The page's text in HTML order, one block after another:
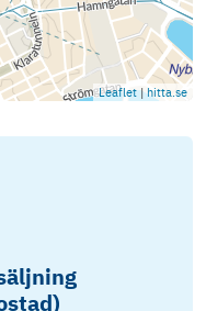
Leaflet | hitta.se